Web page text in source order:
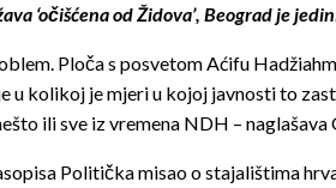
‘očišćena od Židova’, Beograd je
Ploča s posvetom Aćifu
kolikoj je mjeri u kojoj javnosti to
ili sve iz vremena NDH – naglašava
Politička misao o stajalištima